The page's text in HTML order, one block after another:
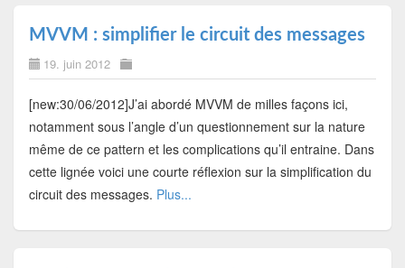
MVVM : simplifier le circuit des messages
19. juin 2012
[new:30/06/2012]J’ai abordé MVVM de milles façons ici,
notamment sous l’angle d’un questionnement sur la nature
même de ce pattern et les complications qu’il entraine. Dans
cette lignée voici une courte réflexion sur la simplification du
circuit des messages. Plus...